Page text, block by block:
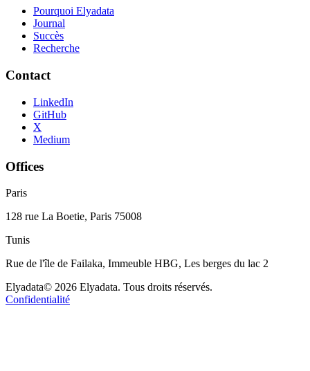
Pourquoi Elyadata
Journal
Succès
Recherche
Contact
LinkedIn
GitHub
X
Medium
Offices
Paris
128 rue La Boetie, Paris 75008
Tunis
Rue de l'île de Failaka, Immeuble HBG, Les berges du lac 2
Elyadata© 2026 Elyadata. Tous droits réservés.
Confidentialité